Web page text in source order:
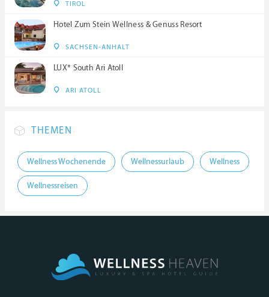
TIROL
Hotel Zum Stein Wellness & Genuss Resort
SACHSEN-ANHALT
LUX* South Ari Atoll
ARI ATOLL
THEMEN
Wellness Wochenende Wellnessurlaub Wellness
Wellnessreisen